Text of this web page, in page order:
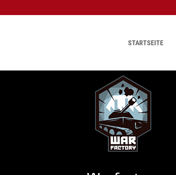
STARTSEITE